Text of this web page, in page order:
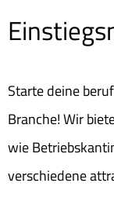
Starte deine
Branche! Wir
wie
verschiedene